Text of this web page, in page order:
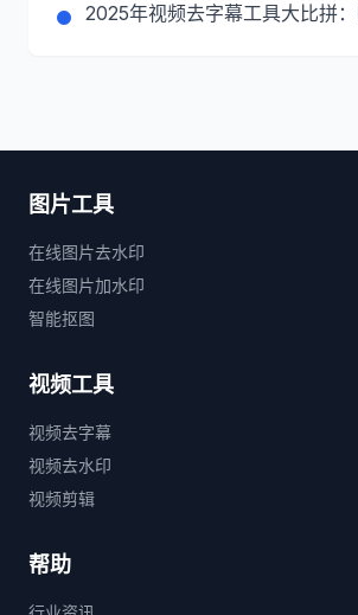
2025年视频去字幕工具大比拼：
图片工具
在线图片去水印
在线图片加水印
智能抠图
视频工具
视频去字幕
视频去水印
视频剪辑
帮助